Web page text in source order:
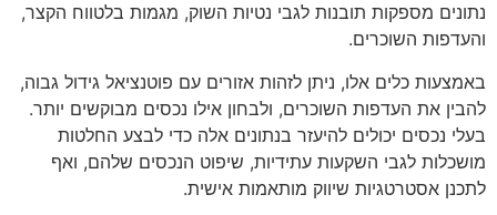
נתונים מספקות תובנות לגבי נטיות השוק, מגמות בלטווח הקצר,
והעדפות השוכרים.
באמצעות כלים אלו, ניתן לזהות אזורים עם פוטנציאל גידול גבוה,
להבין את העדפות השוכרים, ולבחון אילו נכסים מבוקשים יותר.
בעלי נכסים יכולים להיעזר בנתונים אלה כדי לבצע החלטות
מושכלות לגבי השקעות עתידיות, שיפוט הנכסים שלהם, ואף
לתכנן אסטרטגיות שיווק מותאמות אישית.